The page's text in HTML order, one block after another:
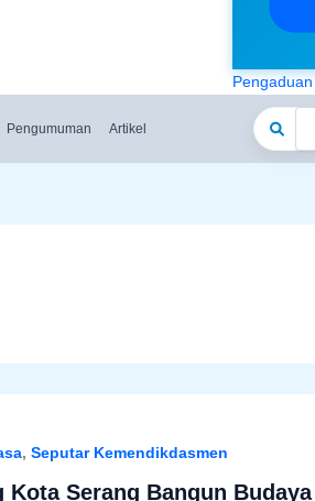
Pengumuman Artikel
, Seputar Kemendikdasmen
Serang Bangun